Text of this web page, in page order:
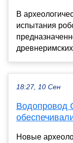
В
испытания
18:27, 10 Сен
Водопровод
Новые